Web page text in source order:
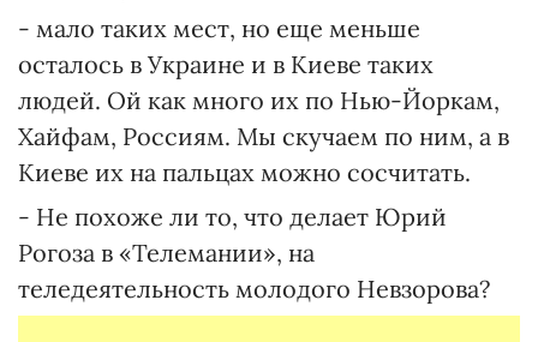
- мало таких мест, но еще меньше
осталось в Украине и в Киеве таких
людей. Ой как много их по Нью-Йоркам,
Хайфам, Россиям. Мы скучаем по ним, а в
Киеве их на пальцах можно сосчитать.
- Не похоже ли то, что делает Юрий
Рогоза в «Телемании», на
теледеятельность молодого Невзорова?